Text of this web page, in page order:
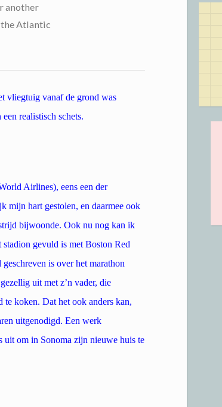
another
the Atlantic
vliegtuig vanaf de grond was
realistisch schets.
Airlines), eens een der
mijn hart gestolen, en daarmee ook
bijwoonde. Ook nu nog kan ik
stadion gevuld is met Boston Red
is over het marathon
uit met z’n vader, die
te koken. Dat het ook anders kan,
uitgenodigd. Een werk
uit om in Sonoma zijn nieuwe huis te